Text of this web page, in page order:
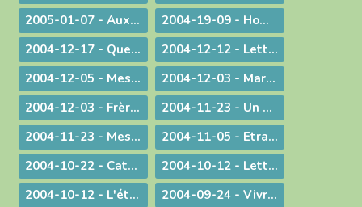
2005-01-07 - Aux portes du bonheur !
2004-19-09 - Homélie pour la Messe retransmise par la télévision depuis l'abbatiale d'Ambronay
2004-12-17 - Quelle Famille ?
2004-12-12 - Lettre aux prêtres
2004-12-05 - Message lors de la Messe d'au revoir à St-Didier-sur-Chalaronne
2004-12-03 - Marie, le premier tabernacle de l'histoire
2004-12-03 - Frère Gabriel Taborin, à l'école de la Sainte Famille
2004-11-23 - Un peu d'air frais !
2004-11-23 - Message lors du coup d'envoi pour les JMJ !
2004-11-05 - Etranges, surprenantes Béatitudes
2004-10-22 - Catécoeur ! Jésus est mon trésor
2004-10-12 - Lettre aux prêtres
2004-10-12 - L'étrange pouvoir du clown
2004-09-24 - Vivre en Eglise